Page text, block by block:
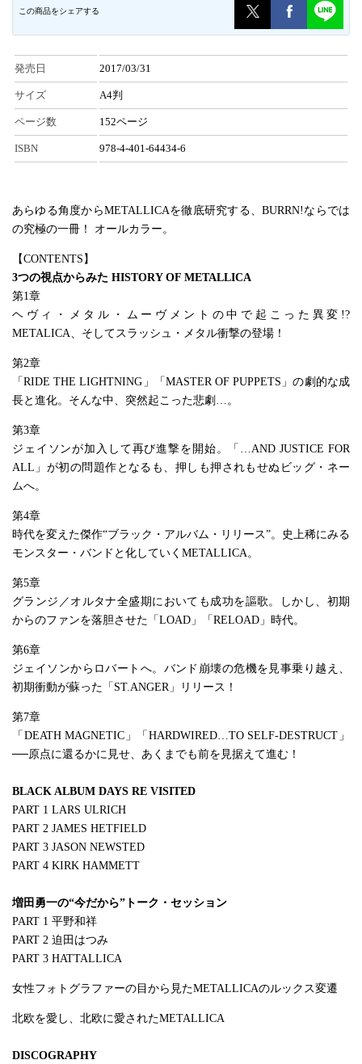
この商品をシェアする
発売日 2017/03/31
サイズ A4判
ページ数 152ページ
ISBN 978-4-401-64434-6
あらゆる角度からMETALLICAを徹底研究する、BURRN!ならでは
の究極の一冊！ オールカラー。
【CONTENTS】
3つの視点からみた HISTORY OF METALLICA
第1章
ヘヴィ・メタル・ムーヴメントの中で起こった異変!?
METALICA、そしてスラッシュ・メタル衝撃の登場！
第2章
「RIDE THE LIGHTNING」「MASTER OF PUPPETS」の劇的な成
長と進化。そんな中、突然起こった悲劇…。
第3章
ジェイソンが加入して再び進撃を開始。「…AND JUSTICE FOR
ALL」が初の問題作となるも、押しも押されもせぬビッグ・ネー
ムへ。
第4章
時代を変えた傑作“ブラック・アルバム・リリース”。史上稀にみる
モンスター・バンドと化していくMETALLICA。
第5章
グランジ／オルタナ全盛期においても成功を謳歌。しかし、初期
からのファンを落胆させた「LOAD」「RELOAD」時代。
第6章
ジェイソンからロバートへ。バンド崩壊の危機を見事乗り越え、
初期衝動が蘇った「ST.ANGER」リリース！
第7章
「DEATH MAGNETIC」「HARDWIRED…TO SELF-DESTRUCT」
──原点に還るかに見せ、あくまでも前を見据えて進む！
BLACK ALBUM DAYS RE VISITED
PART 1 LARS ULRICH
PART 2 JAMES HETFIELD
PART 3 JASON NEWSTED
PART 4 KIRK HAMMETT
増田勇一の“今だから”トーク・セッション
PART 1 平野和祥
PART 2 迫田はつみ
PART 3 HATTALLICA
女性フォトグラファーの目から見たMETALLICAのルックス変遷
北欧を愛し、北欧に愛されたMETALLICA
DISCOGRAPHY